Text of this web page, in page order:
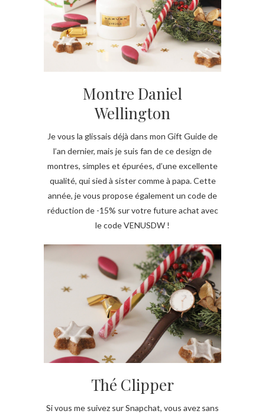
Montre Daniel
Wellington
Je vous la glissais déjà dans mon Gift Guide de
l’an dernier, mais je suis fan de ce design de
montres, simples et épurées, d’une excellente
qualité, qui sied à sister comme à papa. Cette
année, je vous propose également un code de
réduction de -15% sur votre future achat avec
le code VENUSDW !
Thé Clipper
Si vous me suivez sur Snapchat, vous avez sans